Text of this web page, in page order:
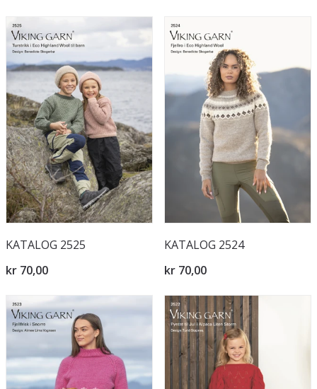
KATALOG 2525
kr 70,00
KATALOG 2524
kr 70,00